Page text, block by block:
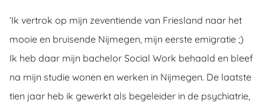
‘Ik vertrok op mijn zeventiende van Friesland naar het
mooie en bruisende Nijmegen, mijn eerste emigratie ;)
Ik heb daar mijn bachelor Social Work behaald en bleef
na mijn studie wonen en werken in Nijmegen. De laatste
tien jaar heb ik gewerkt als begeleider in de psychiatrie,